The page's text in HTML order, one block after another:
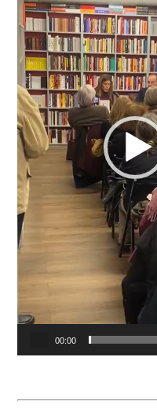
00:00